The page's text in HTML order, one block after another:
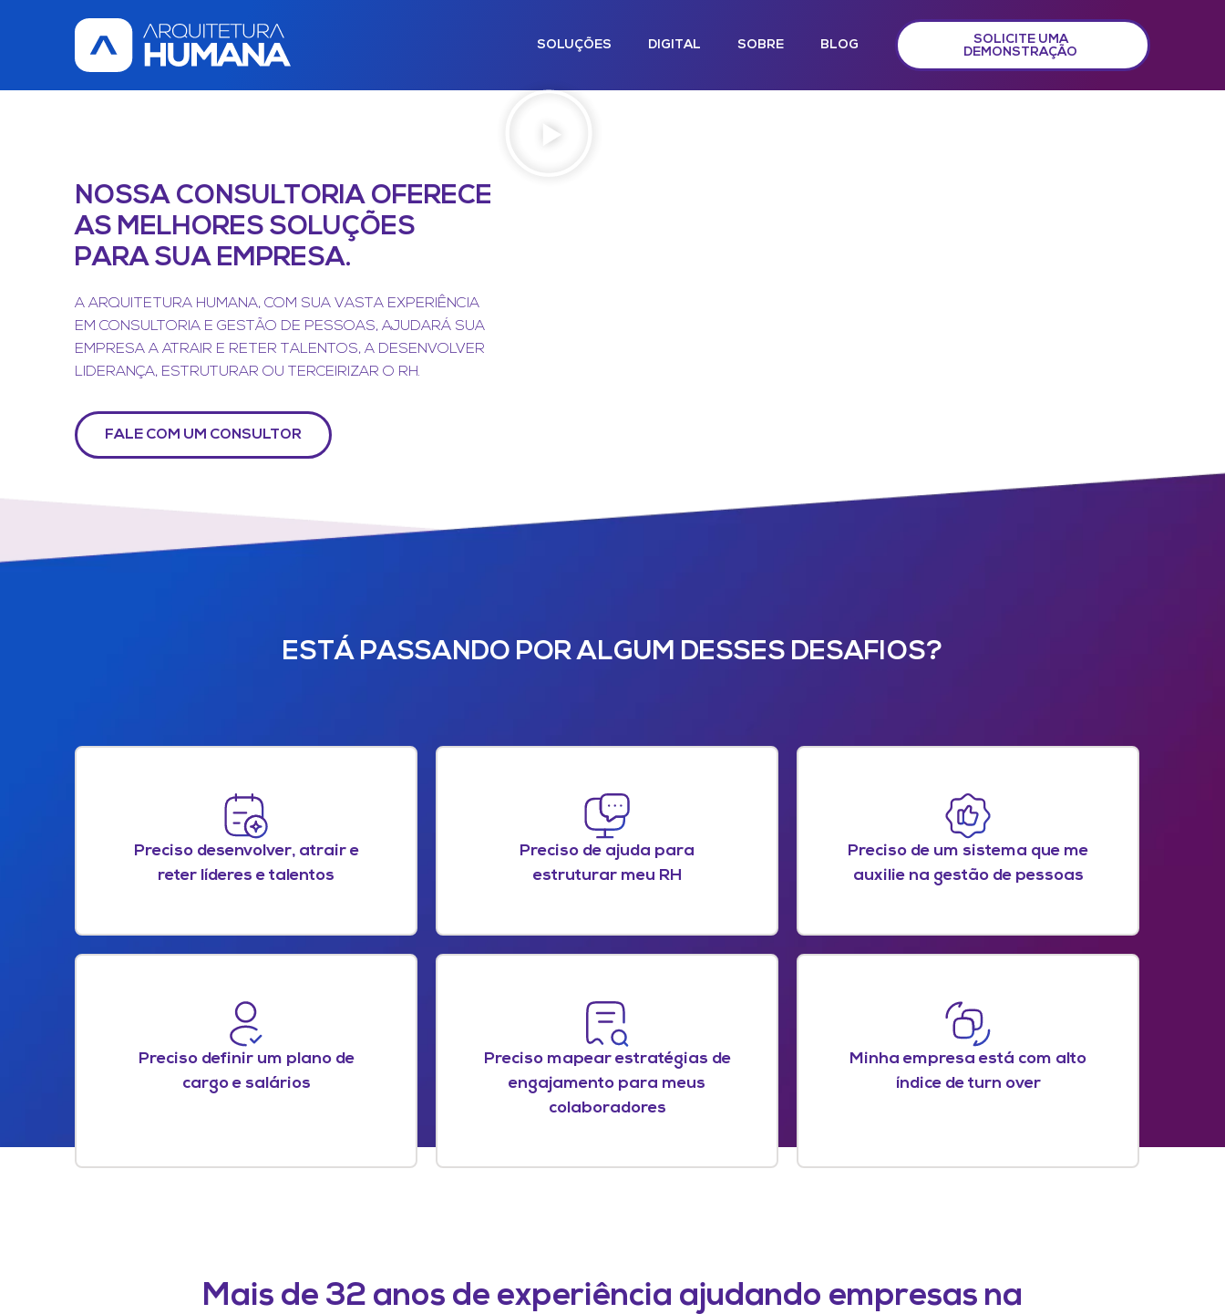
SOLUÇÕES DIGITAL SOBRE BLOG
SOLICITE UMA
DEMONSTRAÇÃO
NOSSA CONSULTORIA OFERECE
AS MELHORES SOLUÇÕES
PARA SUA EMPRESA.
A ARQUITETURA HUMANA, COM SUA VASTA EXPERIÊNCIA
EM CONSULTORIA E GESTÃO DE PESSOAS, AJUDARÁ SUA
EMPRESA A ATRAIR E RETER TALENTOS, A DESENVOLVER
LIDERANÇA, ESTRUTURAR OU TERCEIRIZAR O RH.
FALE COM UM CONSULTOR
ESTÁ PASSANDO POR ALGUM DESSES DESAFIOS?
Preciso desenvolver, atrair e
reter líderes e talentos
Preciso de ajuda para
estruturar meu RH
Preciso de um sistema que me
auxilie na gestão de pessoas
Preciso definir um plano de
cargo e salários
Preciso mapear estratégias de
engajamento para meus
colaboradores
Minha empresa está com alto
índice de turn over
Mais de 32 anos de experiência ajudando empresas na